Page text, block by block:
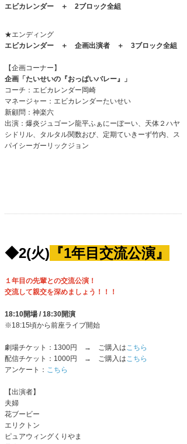
エビカレンダー ＋ 2ブロック全組
★エンディング
エビカレンダー ＋ 企画出演者 ＋ 3ブロック全組
【企画コーナー】
企画「たいせいの『おっぱいバレー』」
コーチ：エビカレンダー岡崎
マネージャー：エビカレンダーたいせい
新顧問：神楽六
出演：爆炎ジュゴーン龍平ふぁにーぼーい、天体２ハヤ
シドリル、タルタル関数おび、定期ていきーず竹内、ス
パイシーガーリックジョン
◆2(火) 『1年目交流公演』
１年目の先輩との交流公演！
交流して親交を深めましょう！！！
18:10開場 / 18:30開演
※18:15頃から前座ライブ開始
劇場チケット：1300円 → ご購入はこちら
配信チケット：1000円 → ご購入はこちら
アンケート： こちら
【出演者】
夫婦
花ブービー
エリクトン
ピュアウィングくりやま